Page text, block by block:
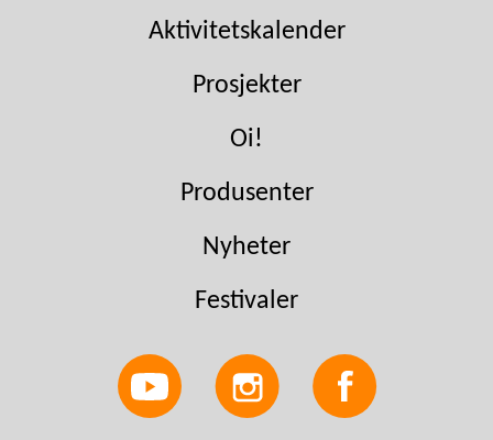
Aktivitetskalender
Prosjekter
Oi!
Produsenter
Nyheter
Festivaler